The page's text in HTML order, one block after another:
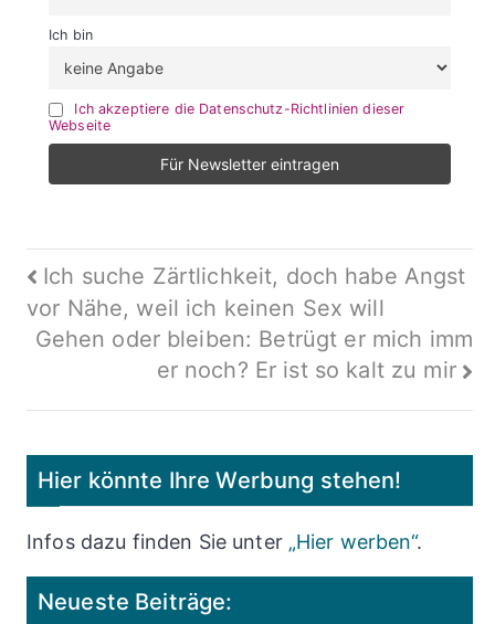
Ich bin
Ich akzeptiere die Datenschutz-Richtlinien dieser
Webseite
Beitragsnavigation
Ich suche Zärtlichkeit, doch habe Angst
vor Nähe, weil ich keinen Sex will
Gehen oder bleiben: Betrügt er mich imm
er noch? Er ist so kalt zu mir
Hier könnte Ihre Werbung stehen!
Infos dazu finden Sie unter „Hier werben“.
Neueste Beiträge: